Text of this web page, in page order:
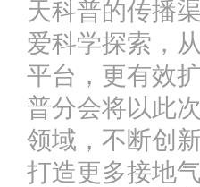
天科普的传播
爱科学探索，
平台，更有效
普分会将以此
领域，不断创
打造更多接地